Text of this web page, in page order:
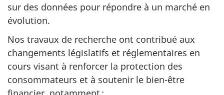
sur des données pour répondre à un marché en
évolution.
Nos travaux de recherche ont contribué aux
changements législatifs et réglementaires en
cours visant à renforcer la protection des
consommateurs et à soutenir le bien-être